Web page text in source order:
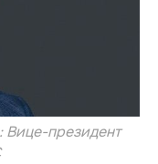
президент